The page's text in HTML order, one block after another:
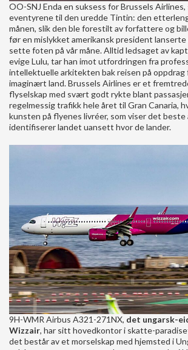
OO-SNJ Enda en suksess for Brussels
eventyrene til den uredde Tintin: den
månen, slik den ble forestilt av forfattere og
før en mislykket amerikansk president
sette foten på vår måne. Alltid ledsaget av
evige Lulu, tar han imot utfordringen fra
intellektuelle arkitekten bak reisen på oppdrag
imaginært land. Brussels Airlines er et
flyselskap med svært godt rykte blant
regelmessig trafikk hele året til Gran Canaria,
kunsten på flyenes livréer, som viser det beste
identifiserer landet uansett hvor de lander.
9H-WMR Airbus A321-271NX, det ungarsk-
Wizzair, har sitt hovedkontor i skatte-
det består av et morselskap med hjemsted i